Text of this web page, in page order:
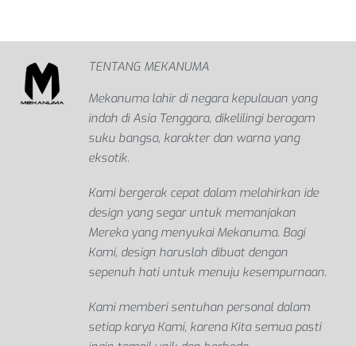
TENTANG MEKANUMA
Mekanuma lahir di negara kepulauan yang
indah di Asia Tenggara, dikelilingi beragam
suku bangsa, karakter dan warna yang
eksotik.
Kami bergerak cepat dalam melahirkan ide
design yang segar untuk memanjakan
Mereka yang menyukai Mekanuma. Bagi
Kami, design haruslah dibuat dengan
sepenuh hati untuk menuju kesempurnaan.
Kami memberi sentuhan personal dalam
setiap karya Kami, karena Kita semua pasti